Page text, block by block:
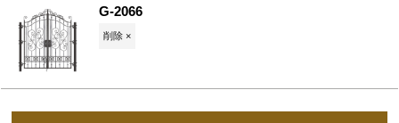
G-2066
削除 ×